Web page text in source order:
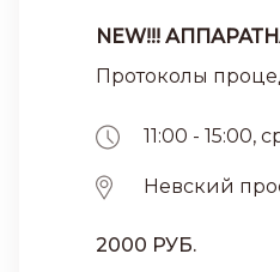
NEW!!!
Протоколы
11:00 - 15:00,
Невский
2000 РУБ.